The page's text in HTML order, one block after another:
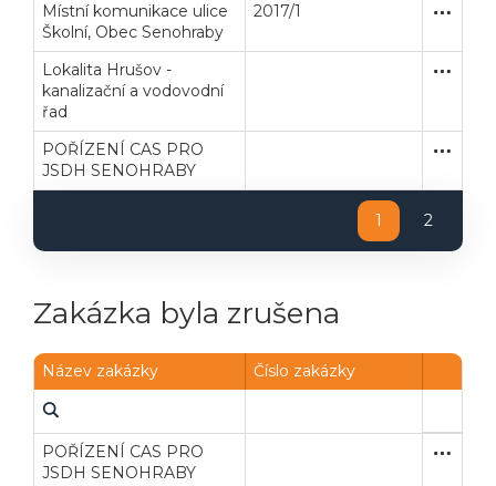
Místní komunikace ulice
Školní, Obec Senohraby
2017/1
Lokalita Hrušov -
kanalizační a vodovodní
řad
POŘÍZENÍ CAS PRO
JSDH SENOHRABY
1 2
Zakázka byla zrušena
Název zakázky Číslo zakázky
POŘÍZENÍ CAS PRO
JSDH SENOHRABY